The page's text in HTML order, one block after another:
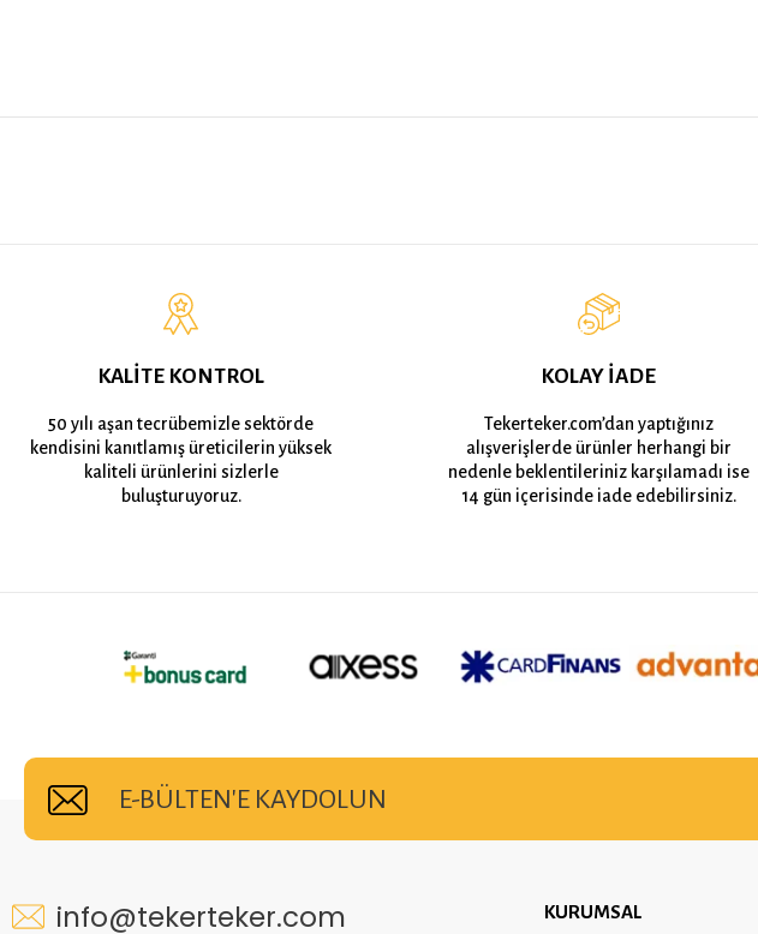
KALİTE KONTROL
50 yılı aşan tecrübemizle sektörde
kendisini kanıtlamış üreticilerin yüksek
kaliteli ürünlerini sizlerle
buluşturuyoruz.
KOLAY İADE
Tekerteker.com’dan yaptığınız
alışverişlerde ürünler herhangi bir
nedenle beklentileriniz karşılamadı ise
14 gün içerisinde iade edebilirsiniz.
E-BÜLTEN'E KAYDOLUN
info@tekerteker.com KURUMSAL